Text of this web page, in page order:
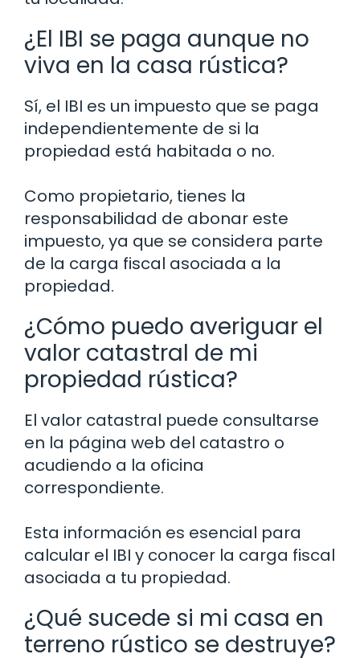
¿El IBI se paga aunque no
viva en la casa rústica?
Sí, el IBI es un impuesto que se paga
independientemente de si la
propiedad está habitada o no.
Como propietario, tienes la
responsabilidad de abonar este
impuesto, ya que se considera parte
de la carga fiscal asociada a la
propiedad.
¿Cómo puedo averiguar el
valor catastral de mi
propiedad rústica?
El valor catastral puede consultarse
en la página web del catastro o
acudiendo a la oficina
correspondiente.
Esta información es esencial para
calcular el IBI y conocer la carga fiscal
asociada a tu propiedad.
¿Qué sucede si mi casa en
terreno rústico se destruye?